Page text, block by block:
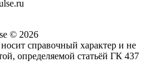
© 2026
справочный характер и не
определяемой статьёй ГК 437